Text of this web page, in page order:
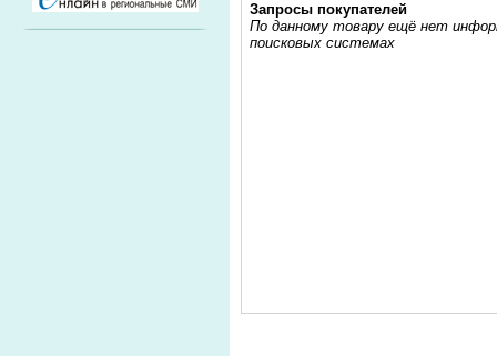
Запросы покупателей
По данному товару ещё нет
поисковых системах